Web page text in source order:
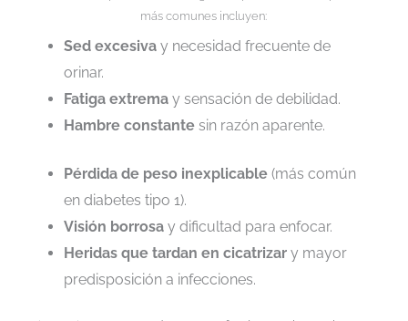
más comunes incluyen:
Sed excesiva y necesidad frecuente de
orinar.
Fatiga extrema y sensación de debilidad.
Hambre constante sin razón aparente.
Pérdida de peso inexplicable (más común
en diabetes tipo 1).
Visión borrosa y dificultad para enfocar.
Heridas que tardan en cicatrizar y mayor
predisposición a infecciones.